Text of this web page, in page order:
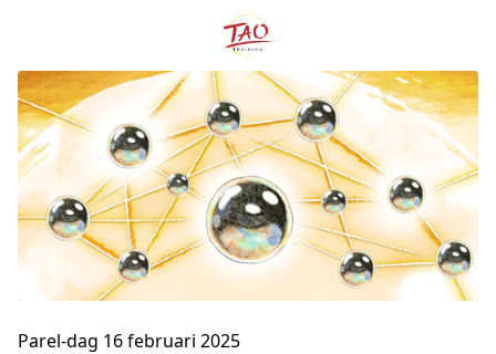
Parel-dag 16 februari 2025